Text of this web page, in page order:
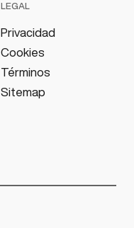
LEGAL
Privacidad
Cookies
Términos
Sitemap